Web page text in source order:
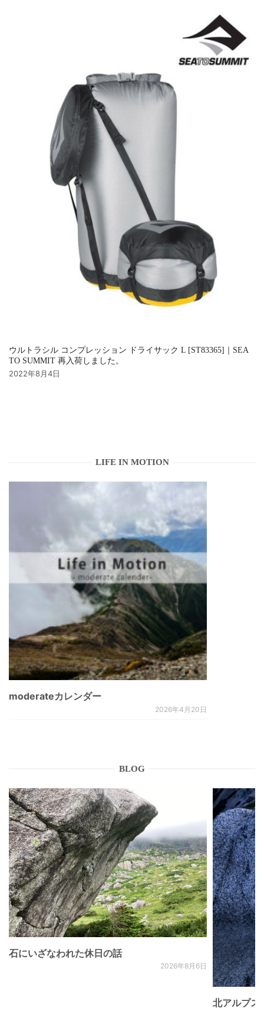
ウルトラシル コンプレッション ドライサック L [ST83365]｜SEA
TO SUMMIT 再入荷しました。
2022年8月4日
LIFE IN MOTION
moderateカレンダー
2026年4月20日
BLOG
石にいざなわれた休日の話
2026年8月6日
北アルプ